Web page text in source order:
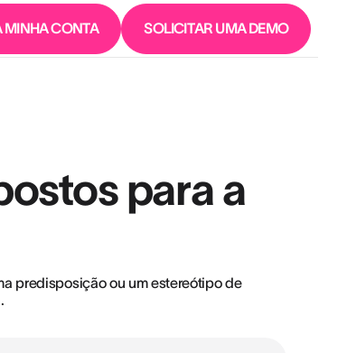
MINHA CONTA SOLICITAR UMA DEMO
para a
predisposição ou um estereótipo de